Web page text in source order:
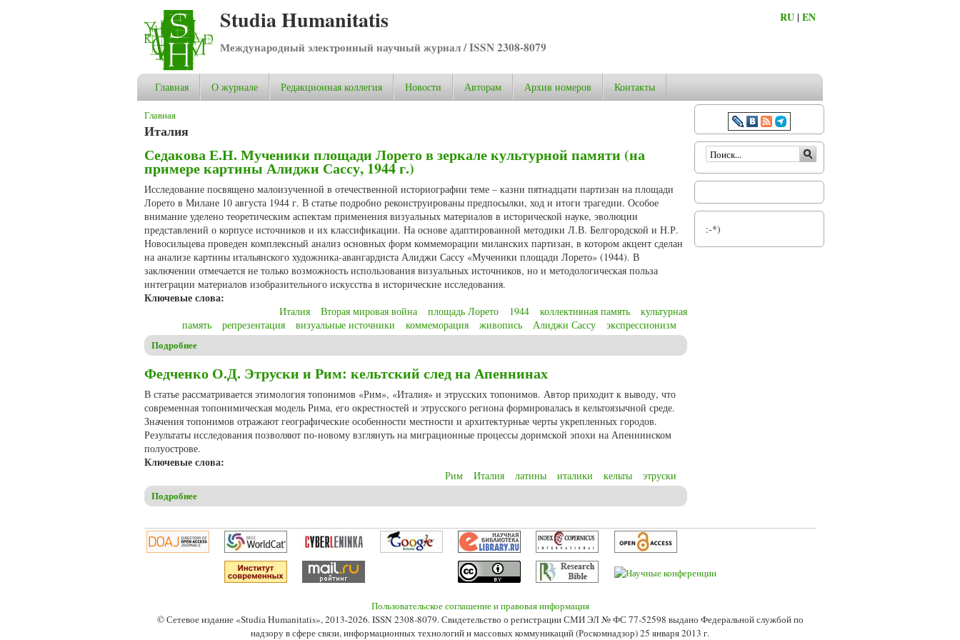
Studia Humanitatis
Международный электронный научный журнал / ISSN 2308-8079
RU |EN
Главная О журнале Редакционная коллегия Новости Авторам Архив номеров Контакты
Вы здесь
Главная
Италия
Седакова Е.Н. Мученики площади Лорето в зеркале культурной памяти (на
примере картины Алиджи Сассу, 1944 г.)
Исследование посвящено малоизученной в отечественной историографии теме – казни пятнадцати партизан на площади
Лорето в Милане 10 августа 1944 г. В статье подробно реконструированы предпосылки, ход и итоги трагедии. Особое
внимание уделено теоретическим аспектам применения визуальных материалов в исторической науке, эволюции
представлений о корпусе источников и их классификации. На основе адаптированной методики Л.В. Белгородской и Н.Р.
Новосильцева проведен комплексный анализ основных форм коммеморации миланских партизан, в котором акцент сделан
на анализе картины итальянского художника-авангардиста Алиджи Сассу «Мученики площади Лорето» (1944). В
заключении отмечается не только возможность использования визуальных источников, но и методологическая польза
интеграции материалов изобразительного искусства в исторические исследования.
Ключевые слова:
Италия Вторая мировая война площадь Лорето 1944 коллективная память
культурная
память
репрезентация визуальные источники коммеморация живопись Алиджи Сассу экспрессионизм
Подробнее
Федченко О.Д. Этруски и Рим: кельтский след на Апеннинах
В статье рассматривается этимология топонимов «Рим», «Италия» и этрусских топонимов. Автор приходит к выводу, что
современная топонимическая модель Рима, его окрестностей и этрусского региона формировалась в кельтоязычной среде.
Значения топонимов отражают географические особенности местности и архитектурные черты укрепленных городов.
Результаты исследования позволяют по-новому взглянуть на миграционные процессы доримской эпохи на Апеннинском
полуострове.
Ключевые слова:
Рим Италия латины италики кельты этруски
Подробнее
Форма поиска
:-*)
Пользовательское соглашение и правовая информация
© Сетевое издание «Studia Humanitatis», 2013-2026. ISSN 2308-8079. Свидетельство о регистрации СМИ ЭЛ № ФС 77-52598 выдано Федеральной службой по
надзору в сфере связи, информационных технологий и массовых коммуникаций (Роскомнадзор) 25 января 2013 г.